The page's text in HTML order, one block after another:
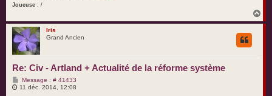
Joueuse : /
a
Iris
Grand Ancien
Re: Civ - Artland + Actualité de la réforme système
Message : # 41433M
e
11 déc. 2014, 12:08